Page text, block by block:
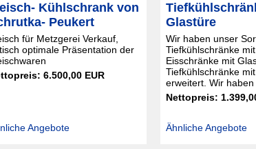
Kühlschrank von
Peukert
für Metzgerei Verkauf,
optimale Präsentation der
6.500,00 EUR
Angebote
Glastüre
Wir haben unser
Tiefkühlschränke
Eisschränke mit
Tiefkühlschränke
erweitert. Wir haben
Nettopreis:
Ähnliche Angebote